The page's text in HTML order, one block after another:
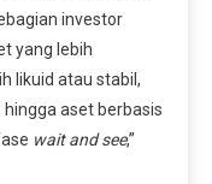
investor
yang lebih
likuid atau stabil,
aset berbasis
wait and see,”